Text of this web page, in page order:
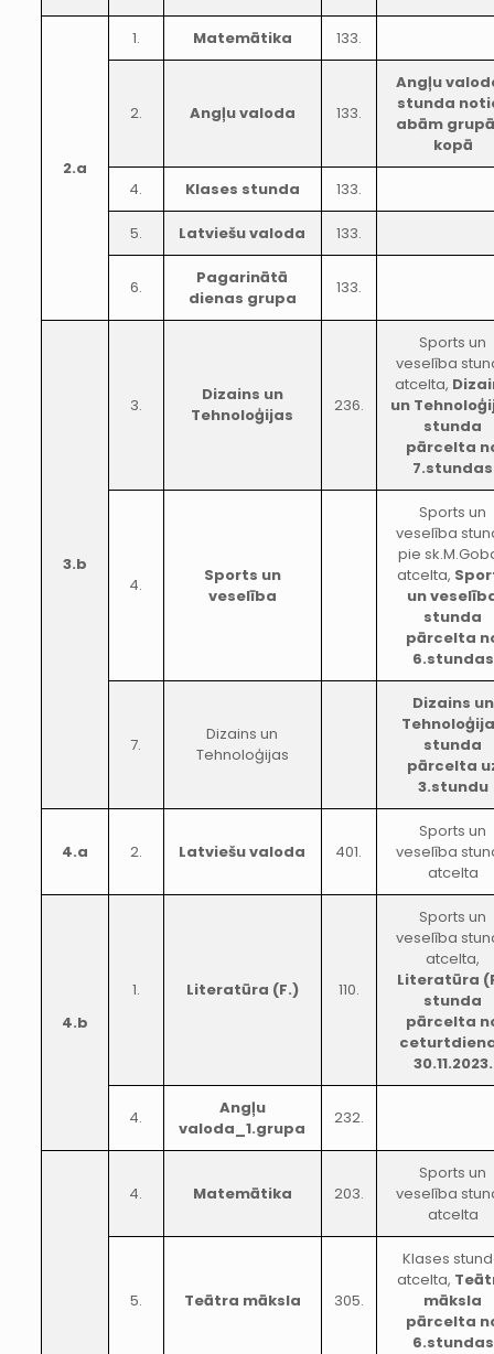
2.a
1. Matemātika 133.
2. Angļu valoda 133.
Angļu
stunda
abām
kopā
4. Klases stunda 133.
5. Latviešu valoda 133.
6.
Pagarinātā
dienas grupa
133.
3.b
3.
Dizains un
Tehnoloģijas
236.
Sports un
veselība
atcelta,
un
stunda
pārcelta
7.stundas
4.
Sports un
veselība
Sports un
veselība
pie
atcelta,
un
stunda
pārcelta
6.stundas
7.
Dizains un
Tehnoloģijas
Dizains un
stunda
pārcelta
3.stundu
4.a 2. Latviešu valoda 401.
Sports un
veselība
atcelta
4.b
1. Literatūra (F.) 110.
Sports un
veselība
atcelta,
Literatūra
stunda
pārcelta
30.11.2023.
4.
Angļu
valoda_1.grupa
232.
4. Matemātika 203.
Sports un
veselība
atcelta
5. Teātra māksla 305.
Klases
atcelta,
māksla
pārcelta
6.stundas